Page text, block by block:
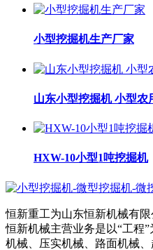
小型挖掘机生产厂家
山东小型挖掘机 小型
HXW-10小型1吨挖掘机
恒新重工为山东恒新机械有限
恒新机械主营业务是以“工程
机械、压实机械、路面机械